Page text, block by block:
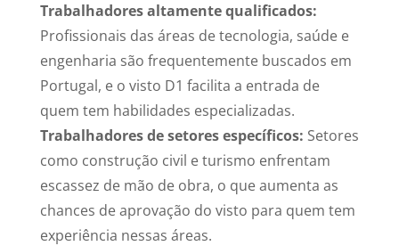
Trabalhadores altamente qualificados:
Profissionais das áreas de tecnologia, saúde e
engenharia são frequentemente buscados em
Portugal, e o visto D1 facilita a entrada de
quem tem habilidades especializadas.
Trabalhadores de setores específicos: Setores
como construção civil e turismo enfrentam
escassez de mão de obra, o que aumenta as
chances de aprovação do visto para quem tem
experiência nessas áreas.